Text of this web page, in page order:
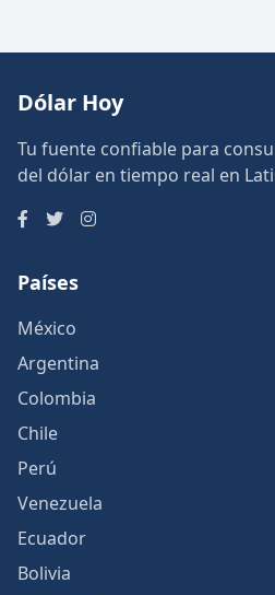
Dólar Hoy
Tu fuente confiable para
del dólar en tiempo real en
Países
México
Argentina
Colombia
Chile
Perú
Venezuela
Ecuador
Bolivia